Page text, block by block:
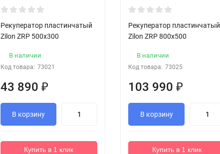
Рекуператор пластинчатый
Zilon ZRP 500x300
В наличии
Код товара: 73021
43 890 ₽
В корзину
Купить в 1 клик
Рекуператор пластинчатый
Zilon ZRP 800x500
В наличии
Код товара: 73025
103 990₽
В корзину
Купить в 1 клик